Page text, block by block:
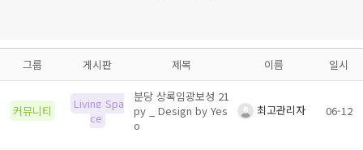
그룹 게시판 제목 이름 일시
커뮤니티
Living Spa
ce
분당 상록임광보성 21
py _ Design by Yes
o
최고관리자 06-12